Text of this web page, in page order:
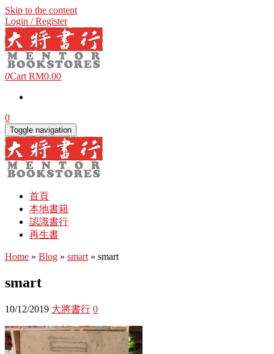
Skip to the content
Login / Register
0Cart RM0.00
0
Toggle navigation
首頁
本地書籍
認識書行
再生書
Home » Blog » smart » smart
smart
10/12/2019 大將書行 0